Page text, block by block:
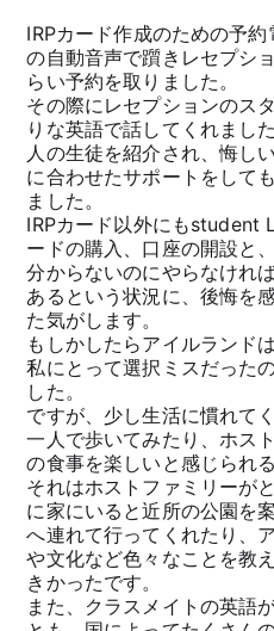
IRPカード作成のための予
の自動音声で躓きレセプシ
らい予約を取りました。
その際にレセプションのス
りな英語で話してくれまし
人の生徒を紹介され、悔し
に合わせたサポートをして
ました。
IRPカード以外にもstudent
ードの購入、口座の開設と
分からないのにやらなけれ
あるという状況に、後悔を
た気がします。
もしかしたらアイルランド
私にとって選択ミスだった
した。
ですが、少し生活に慣れて
一人で歩いてみたり、ホス
の食事を楽しいと感じられ
それはホストファミリーが
に家にいると近所の公園を
へ連れて行ってくれたり、
や文化など色々なことを教
きかったです。
また、クラスメイトの英語